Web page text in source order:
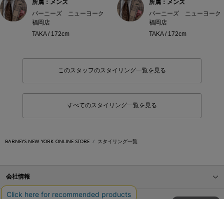
所属：メンズ
バーニーズ ニューヨーク
福岡店
TAKA / 172cm
所属：メンズ
バーニーズ ニューヨーク
福岡店
TAKA / 172cm
このスタッフのスタイリング一覧を見る
すべてのスタイリング一覧を見る
BARNEYS NEW YORK ONLINE STORE スタイリング一覧
会社情報